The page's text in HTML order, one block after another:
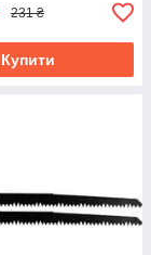
231 ₴
Купити